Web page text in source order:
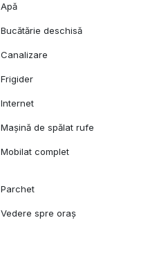
Apă
Bucătărie deschisă
Canalizare
Frigider
Internet
Mașină de spălat rufe
Mobilat complet
Parchet
Vedere spre oraș